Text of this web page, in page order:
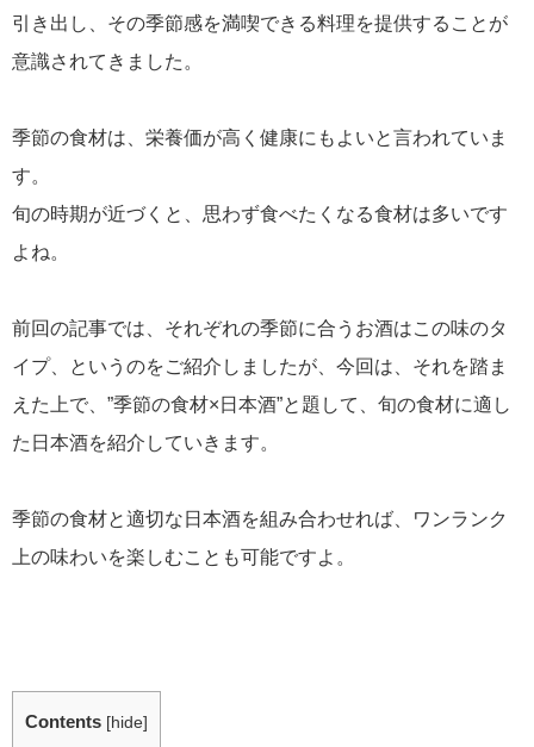
引き出し、その季節感を満喫できる料理を提供することが
意識されてきました。
季節の食材は、栄養価が高く健康にもよいと言われていま
す。
旬の時期が近づくと、思わず食べたくなる食材は多いです
よね。
前回の記事では、それぞれの季節に合うお酒はこの味のタ
イプ、というのをご紹介しましたが、今回は、それを踏ま
えた上で、”季節の食材×日本酒”と題して、旬の食材に適し
た日本酒を紹介していきます。
季節の食材と適切な日本酒を組み合わせれば、ワンランク
上の味わいを楽しむことも可能ですよ。
Contents [hide]